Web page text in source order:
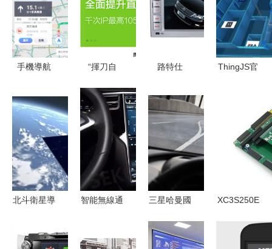
的性價比之
王
智能科技的
完美融合
導
手機導航
驗高德地圖
車機版3.0
專業導航開
發的全新體
“揮刀自
圍？360導
航豪擲10億
賦能軟件開
發者，重塑
互聯網生態
路特仕
DVD導航一
體機 帕薩
特領馭的智
能升級之選
ThingJS官
聯網室內
3D定位導
航與上下樓
北斗衛星導
用的新趨勢
智能無線通
車載導航新
三星哈曼國
AR/MR汽
XC3S250E
南 正品鑒